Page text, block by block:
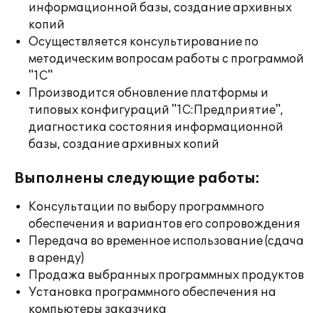
информационной базы, создание архивных
копий
Осуществляется консультирование по
методическим вопросам работы с программой
"1С"
Производится обновление платформы и
типовых конфигураций "1С:Предприятие",
диагностика состояния информационной
базы, создание архивных копий
Выполнены следующие работы:
Консультации по выбору программного
обеспечения и вариантов его сопровождения
Передача во временное использование (сдача
в аренду)
Продажа выбранных программных продуктов
Установка программного обеспечения на
компьютеры заказчика